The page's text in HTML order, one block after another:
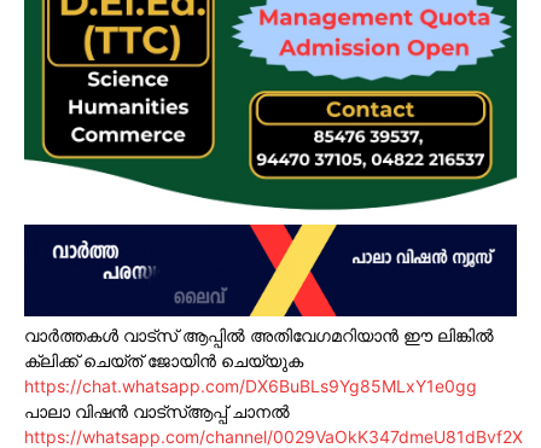
വാർത്തകൾ വാട്സ് ആപ്പിൽ അതിവേഗമറിയാൻ ഈ ലിങ്കിൽ
ക്ലിക്ക് ചെയ്ത് ജോയിൻ ചെയ്യുക
https://chat.whatsapp.com/DX6BuBLs9Yg85MLxY1e0gg
പാലാ വിഷൻ വാട്സ്ആപ്പ് ചാനൽ
https://whatsapp.com/channel/0029VaOkK347dmeU81dBvf2X